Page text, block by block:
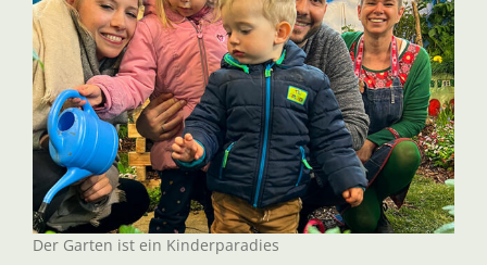
Der Garten ist ein Kinderparadies